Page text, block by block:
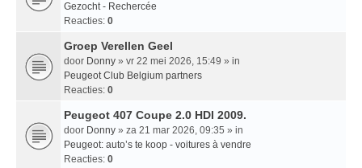
Gezocht - Rechercée
Reacties: 0
Groep Verellen Geel
door Donny » vr 22 mei 2026, 15:49 » in
Peugeot Club Belgium partners
Reacties: 0
Peugeot 407 Coupe 2.0 HDI 2009.
door Donny » za 21 mar 2026, 09:35 » in
Peugeot: auto’s te koop - voitures à vendre
Reacties: 0